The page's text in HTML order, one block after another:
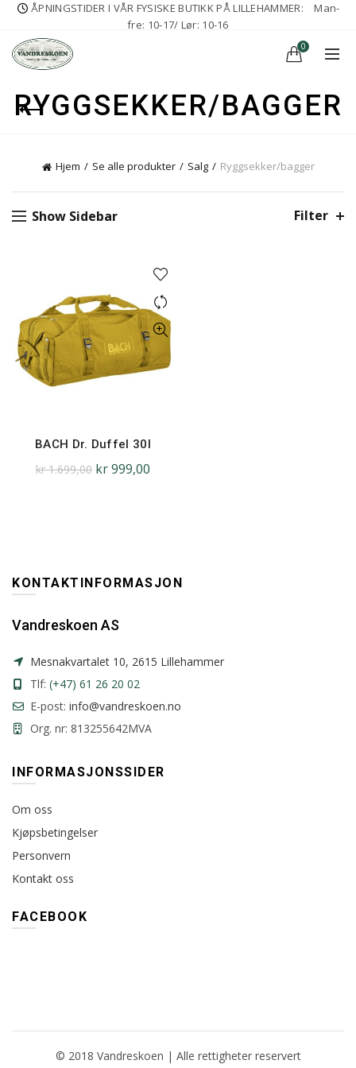
ÅPNINGSTIDER I VÅR FYSISKE BUTIKK PÅ LILLEHAMMER:
Man-
fre: 10-17/ Lør: 10-16
0
RYGGSEKKER/BAGGER
Hjem Se alle produkter Salg Ryggsekker/bagger
Show Sidebar Filter
BACH Dr. Duffel 30l
kr1.699,00 kr999,00
KONTAKTINFORMASJON
Vandreskoen AS
Mesnakvartalet 10, 2615 Lillehammer
Tlf: (+47) 61 26 20 02
E-post: info@vandreskoen.no
Org. nr: 813255642MVA
INFORMASJONSSIDER
Om oss
Kjøpsbetingelser
Personvern
Kontakt oss
FACEBOOK
© 2018 Vandreskoen | Alle rettigheter reservert